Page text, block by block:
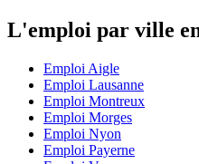
L'emploi par ville
Emploi Aigle
Emploi Lausanne
Emploi Montreux
Emploi Morges
Emploi Nyon
Emploi Payerne